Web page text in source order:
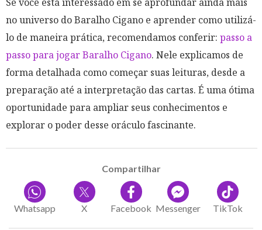
no universo do Baralho Cigano e aprender como utilizá-
lo de maneira prática, recomendamos conferir: passo a
passo para jogar Baralho Cigano. Nele explicamos de
forma detalhada como começar suas leituras, desde a
preparação até a interpretação das cartas. É uma ótima
oportunidade para ampliar seus conhecimentos e
explorar o poder desse oráculo fascinante.
Compartilhar
Whatsapp X Facebook Messenger TikTok